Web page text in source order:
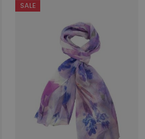
SALE